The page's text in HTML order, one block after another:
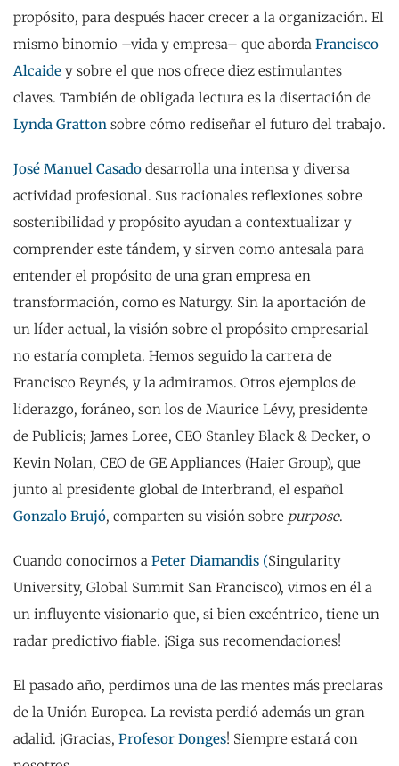
propósito, para después hacer crecer a la organización. El
mismo binomio –vida y empresa– que aborda Francisco
Alcaide y sobre el que nos ofrece diez estimulantes
claves. También de obligada lectura es la disertación de
Lynda Gratton sobre cómo rediseñar el futuro del trabajo.
José Manuel Casado desarrolla una intensa y diversa
actividad profesional. Sus racionales reflexiones sobre
sostenibilidad y propósito ayudan a contextualizar y
comprender este tándem, y sirven como antesala para
entender el propósito de una gran empresa en
transformación, como es Naturgy. Sin la aportación de
un líder actual, la visión sobre el propósito empresarial
no estaría completa. Hemos seguido la carrera de
Francisco Reynés, y la admiramos. Otros ejemplos de
liderazgo, foráneo, son los de Maurice Lévy, presidente
de Publicis; James Loree, CEO Stanley Black & Decker, o
Kevin Nolan, CEO de GE Appliances (Haier Group), que
junto al presidente global de Interbrand, el español
Gonzalo Brujó, comparten su visión sobre purpose.
Cuando conocimos a Peter Diamandis (Singularity
University, Global Summit San Francisco), vimos en él a
un influyente visionario que, si bien excéntrico, tiene un
radar predictivo fiable. ¡Siga sus recomendaciones!
El pasado año, perdimos una de las mentes más preclaras
de la Unión Europea. La revista perdió además un gran
adalid. ¡Gracias, Profesor Donges! Siempre estará con